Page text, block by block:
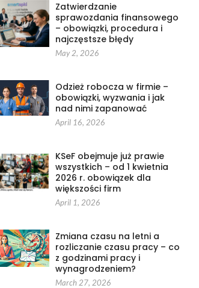
Zatwierdzanie
sprawozdania finansowego
– obowiązki, procedura i
najczęstsze błędy
May 2, 2026
Odzież robocza w firmie –
obowiązki, wyzwania i jak
nad nimi zapanować
April 16, 2026
KSeF obejmuje już prawie
wszystkich – od 1 kwietnia
2026 r. obowiązek dla
większości firm
April 1, 2026
Zmiana czasu na letni a
rozliczanie czasu pracy – co
z godzinami pracy i
wynagrodzeniem?
March 27, 2026